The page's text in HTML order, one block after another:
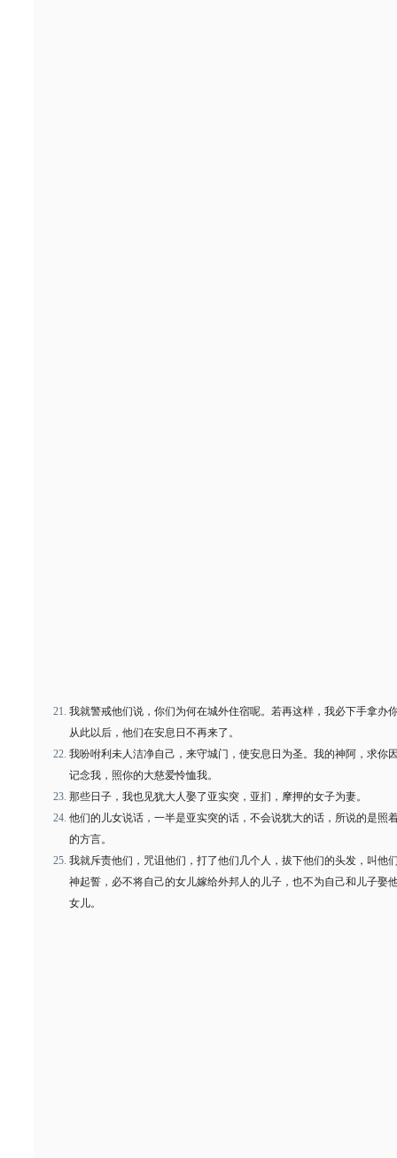
我就警戒他们说，你们为何在城外住宿呢。若再这样，我必下手拿办
从此以后，他们在安息日不再来了。
我吩咐利未人洁净自己，来守城门，使安息日为圣。我的神阿，求你
记念我，照你的大慈爱怜恤我。
那些日子，我也见犹大人娶了亚实突，亚扪，摩押的女子为妻。
他们的儿女说话，一半是亚实突的话，不会说犹大的话，所说的是照
的方言。
我就斥责他们，咒诅他们，打了他们几个人，拔下他们的头发，叫他
神起誓，必不将自己的女儿嫁给外邦人的儿子，也不为自己和儿子娶
女儿。